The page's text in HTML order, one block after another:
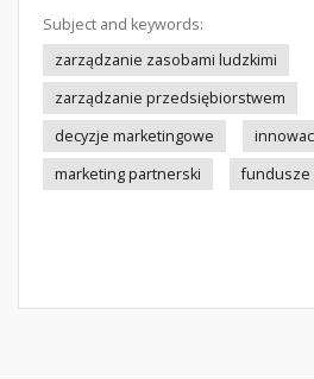
Subject and keywords:
zarządzanie zasobami ludzkimi
zarządzanie przedsiębiorstwem
decyzje marketingowe
marketing partnerski
fundusze